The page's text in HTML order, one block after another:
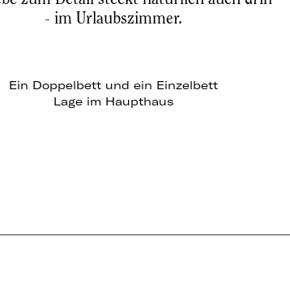
- im Urlaubszimmer.
Ein Doppelbett und ein Einzelbett
Lage im Haupthaus